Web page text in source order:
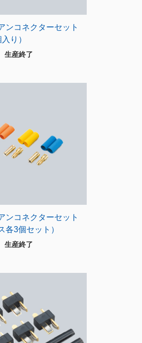
ンコネクターセット
り）
生産終了
ンコネクターセット
各3個セット）
生産終了